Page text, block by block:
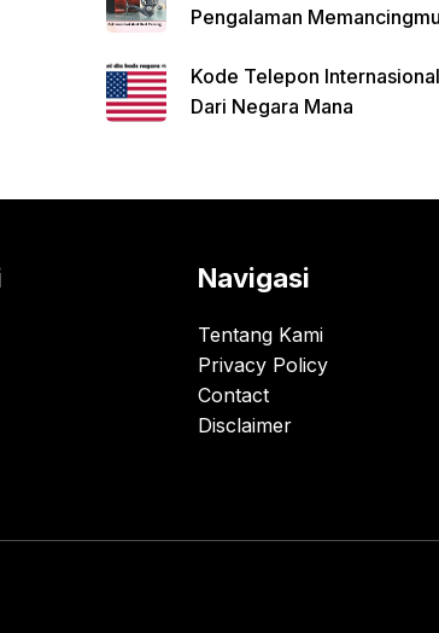
Pengalaman
Kode Telepon
Dari Negara Mana
Navigasi
Tentang Kami
Privacy Policy
Contact
Disclaimer